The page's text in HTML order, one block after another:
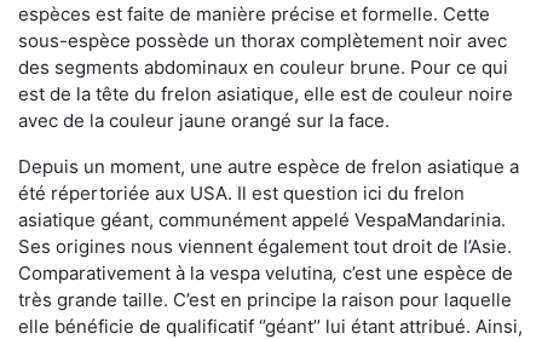
espèces est faite de manière précise et formelle. Cette
sous-espèce possède un thorax complètement noir avec
des segments abdominaux en couleur brune. Pour ce qui
est de la tête du frelon asiatique, elle est de couleur noire
avec de la couleur jaune orangé sur la face.
Depuis un moment, une autre espèce de frelon asiatique a
été répertoriée aux USA. Il est question ici du frelon
asiatique géant, communément appelé VespaMandarinia.
Ses origines nous viennent également tout droit de l’Asie.
Comparativement à la vespa velutina, c’est une espèce de
très grande taille. C’est en principe la raison pour laquelle
elle bénéficie de qualificatif ‘’géant’’ lui étant attribué. Ainsi,